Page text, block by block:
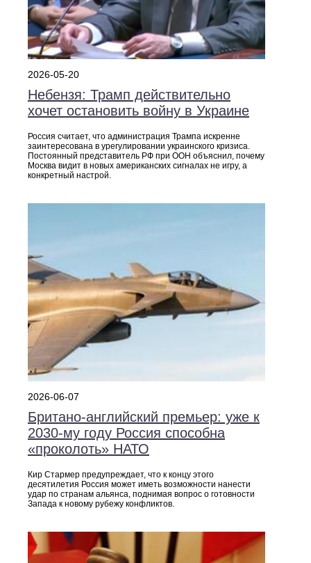
2026-05-20
Небензя: Трамп действительно
хочет остановить войну в Украине
Россия считает, что администрация Трампа искренне
заинтересована в урегулировании украинского кризиса.
Постоянный представитель РФ при ООН объяснил, почему
Москва видит в новых американских сигналах не игру, а
конкретный настрой.
2026-06-07
Британо‑английский премьер: уже к
2030‑му году Россия способна
«проколоть» НАТО
Кир Стармер предупреждает, что к концу этого
десятилетия Россия может иметь возможности нанести
удар по странам альянса, поднимая вопрос о готовности
Запада к новому рубежу конфликтов.